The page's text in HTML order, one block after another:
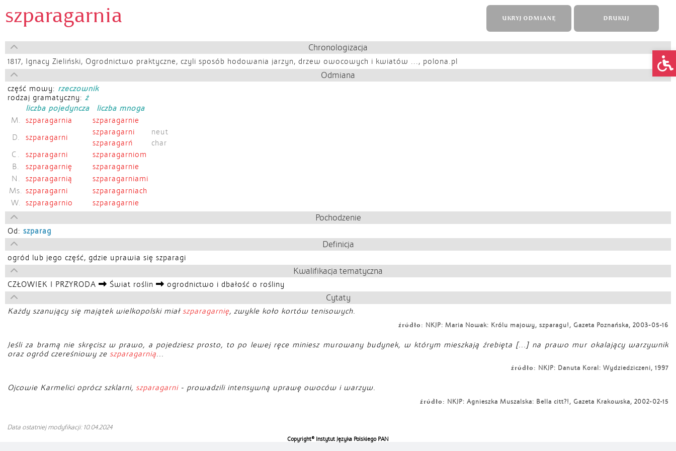
UKRYJ ODMIANĘ DRUKUJ
szparagarnia
Chronologizacja
1817, Ignacy Zieliński, Ogrodnictwo praktyczne, czyli sposób hodowania jarzyn, drzew owocowych i kwiatów ..., polona.pl
Odmiana
część mowy: rzeczownik
rodzaj gramatyczny: ż
liczba pojedyncza
liczba mnoga
M.
szparagarnia
szparagarnie
D.
szparagarni
szparagarni
neut
szparagarń
char
C.
szparagarni
szparagarniom
B.
szparagarnię
szparagarnie
N.
szparagarnią
szparagarniami
Ms. szparagarni
szparagarniach
W.
szparagarnio szparagarnie
Pochodzenie
Od: szparag
Definicja
ogród lub jego część, gdzie uprawia się szparagi
Kwalifikacja tematyczna
CZŁOWIEK I PRZYRODA Świat roślin ogrodnictwo i dbałość o rośliny
Cytaty
Każdy szanujący się majątek wielkopolski miał szparagarnię, zwykle koło kortów tenisowych.
źródło: NKJP: Maria Nowak: Królu majowy, szparagu!, Gazeta Poznańska, 2003-05-16
Jeśli za bramą nie skręcisz w prawo, a pojedziesz prosto, to po lewej ręce miniesz murowany budynek, w którym mieszkają źrebięta [...] na prawo mur okalający warzywnik
oraz ogród czereśniowy ze szparagarnią...
źródło: NKJP: Danuta Koral: Wydziedziczeni, 1997
Ojcowie Karmelici oprócz szklarni, szparagarni- prowadzili intensywną uprawę owoców i warzyw.
źródło: NKJP: Agnieszka Muszalska: Bella citt?!, Gazeta Krakowska, 2002-02-15
Data ostatniej modyfikacji: 10.04.2024
Copyright© Instytut Języka Polskiego PAN